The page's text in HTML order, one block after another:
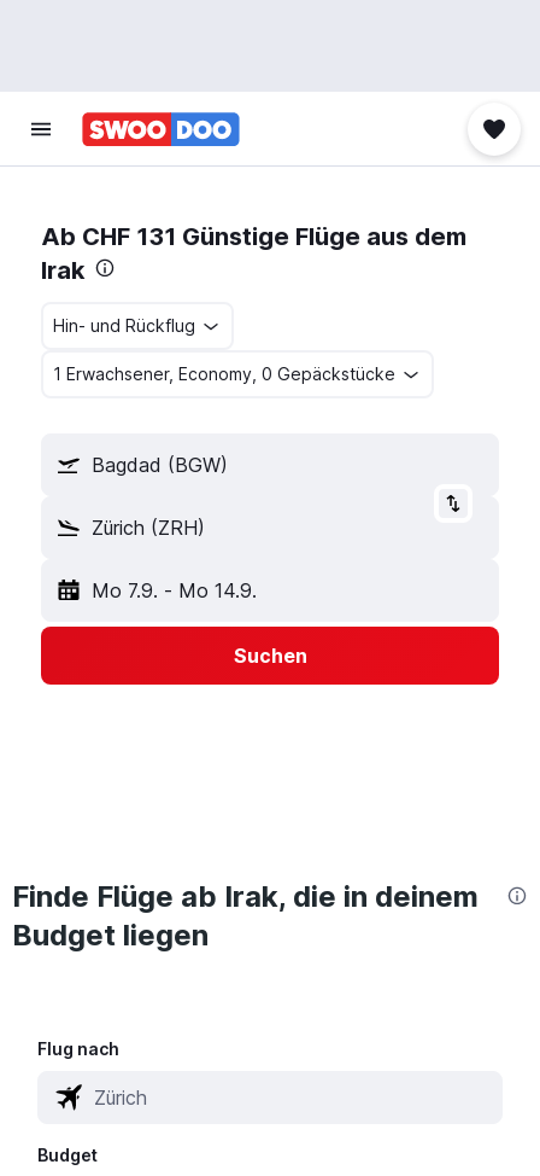
Ab CHF 131 Günstige Flüge aus dem
Irak
Hin- und Rückflug
1 Erwachsener, Economy, 0 Gepäckstücke
Bagdad (BGW)
Zürich (ZRH)
Mo 7.9. - Mo 14.9.
Suchen
Finde Flüge ab Irak, die in deinem
Budget liegen
Flug nach
Budget